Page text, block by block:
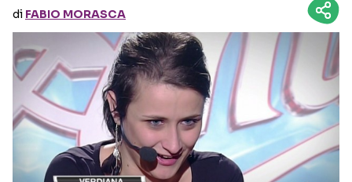
Seguici sui social
di FABIO MORASCA